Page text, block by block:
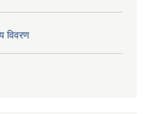
विवरण